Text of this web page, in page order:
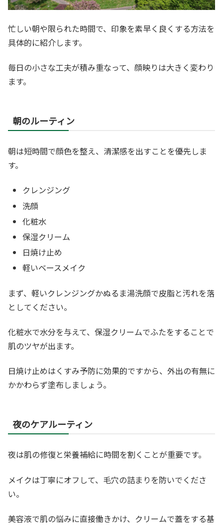
忙しい朝や限られた時間で、印象を素早く良くする方法を
具体的に紹介します。
毎日の小さな工夫が積み重なって、顔映りは大きく変わり
ます。
朝のルーティン
朝は短時間で顔色を整え、清潔感を出すことを優先しま
す。
クレンジング
洗顔
化粧水
保湿クリーム
日焼け止め
軽いベースメイク
まず、軽いクレンジングかぬるま湯洗顔で皮脂と汚れを落
としてください。
化粧水で水分を与えて、保湿クリームでふたをすることで
肌のツヤが出ます。
日焼け止めはくすみ予防に効果的ですから、外出の有無に
かかわらず塗布しましょう。
夜のケアルーティン
夜は肌の修復と栄養補給に時間を割くことが重要です。
メイクは丁寧にオフして、毛穴の詰まりを防いでくださ
い。
美容液で肌の悩みに直接働きかけ、クリームで蓋をする基